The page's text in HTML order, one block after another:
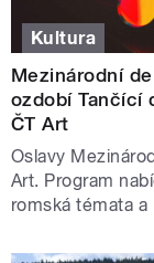
Kultura
Mezinárodní
ozdobí Tančící
ČT Art
Oslavy
Art. Program
romská témata